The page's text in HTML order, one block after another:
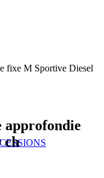
fixe M Sportive Diesel
approfondie
ch